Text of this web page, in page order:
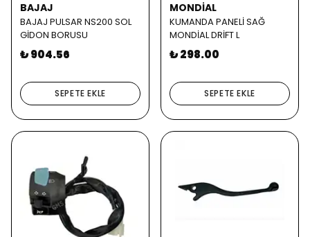
BAJAJ
BAJAJ PULSAR NS200 SOL
GİDON BORUSU
₺ 904.56
SEPETE EKLE
MONDİAL
KUMANDA PANELİ SAĞ
MONDİAL DRİFT L
₺ 298.00
SEPETE EKLE